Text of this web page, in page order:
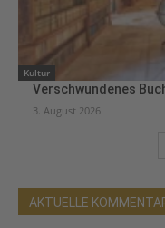
Kultur
Verschwundenes
3. August 2026
AKTUELLE